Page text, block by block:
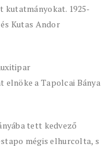
kutatmányokat. 1925-
Kutas Andor
elnöke a Tapolcai Bánya
tett kedvező
mégis elhurcolta, s